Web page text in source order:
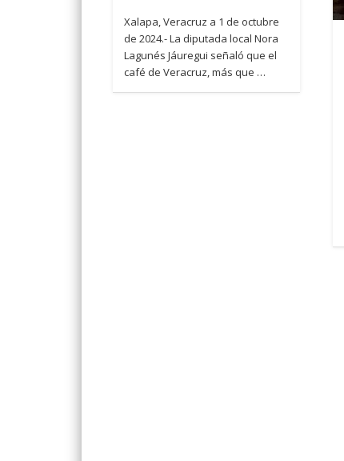
Xalapa, Veracruz a 1 de octubre
de 2024.- La diputada local Nora
Lagunés Jáuregui señaló que el
café de Veracruz, más que …